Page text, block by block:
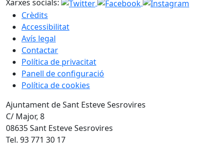
Xarxes socials:
Crèdits
Accessibilitat
Avís legal
Contactar
Política de privacitat
Panell de configuració
Política de cookies
Ajuntament de Sant Esteve Sesrovires
C/ Major, 8
08635 Sant Esteve Sesrovires
Tel. 93 771 30 17